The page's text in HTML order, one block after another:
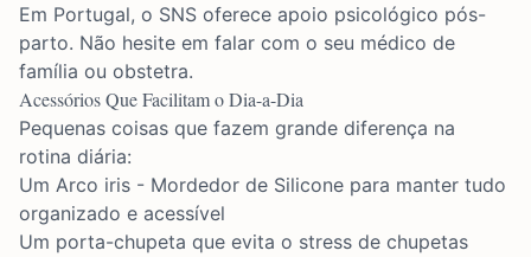
Em Portugal, o SNS oferece apoio psicológico pós-
parto. Não hesite em falar com o seu médico de
família ou obstetra.
Acessórios Que Facilitam o Dia-a-Dia
Pequenas coisas que fazem grande diferença na
rotina diária:
Um Arco iris - Mordedor de Silicone para manter tudo
organizado e acessível
Um porta-chupeta que evita o stress de chupetas